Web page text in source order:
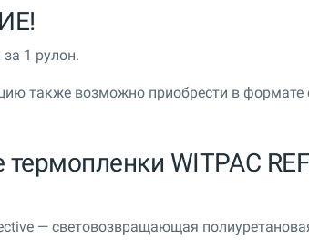
1 рулон.
также возможно приобрести в формате
WITPAC
— световозвращающая